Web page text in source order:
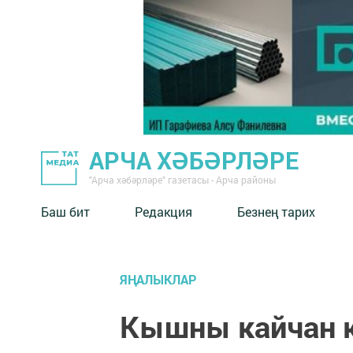
АРЧА ХӘБӘРЛӘРЕ
"Арча хәбәрләре" газетасы - Арча районы
Баш бит Редакция Безнең тарих
ЯҢАЛЫКЛАР
Кышны кайчан